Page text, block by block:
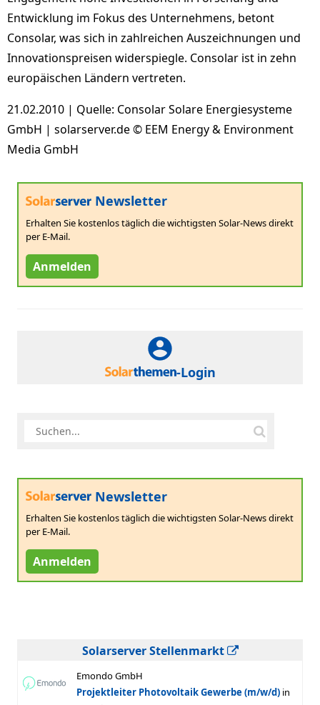
Entwicklung im Fokus des Unternehmens, betont
Consolar, was sich in zahlreichen Auszeichnungen und
Innovationspreisen widerspiegle. Consolar ist in zehn
europäischen Ländern vertreten.
21.02.2010 | Quelle: Consolar Solare Energiesysteme
GmbH | solarserver.de © EEM Energy & Environment
Media GmbH
Newsletter
Erhalten Sie kostenlos täglich die wichtigsten Solar-News direkt
per E-Mail.
Anmelden
-Login
Newsletter
Erhalten Sie kostenlos täglich die wichtigsten Solar-News direkt
per E-Mail.
Anmelden
Solarserver Stellenmarkt